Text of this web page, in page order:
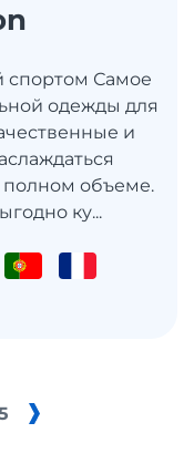
спортом Самое
одежды для
и
объеме.
ку...